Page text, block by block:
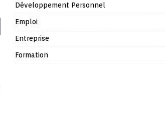
Développement Personnel
Emploi
Entreprise
Formation